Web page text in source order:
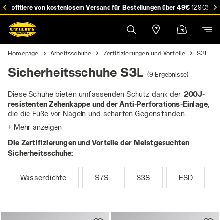
Profitiere von kostenlosem Versand für Bestellungen über 49€129€!
Homepage Arbeitsschuhe Zertifizierungen und Vorteile S3L
Sicherheitsschuhe S3L (9 Ergebnisse)
Diese Schuhe bieten umfassenden Schutz dank der 200J-
resistenten Zehenkappe und der Anti-Perforations-Einlage
die die Füße vor Nägeln und scharfen Gegenständen
schützt. Bei der
Durchstichschutz immer nichtmetallisch und für Nägel mit
4,5 mm Durchmesser getestet , um eine ausgezeichnete
Performance zu gewährleisten
Eigenschaften des S1P verfügen sie über ein
Baugewerbe oder bei der Straßeninstandhaltung arbeiten,
+ Mehr anzeigen
Die Zertifizierungen und Vorteile der Meistgesuchten
Sicherheitsschuhe:
Wasserdichte S7S S3S ESD